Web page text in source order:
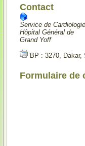
Contact
Service de Cardiologie
Hôpital Général de
Grand Yoff
BP : 3270, Dakar,
Formulaire de